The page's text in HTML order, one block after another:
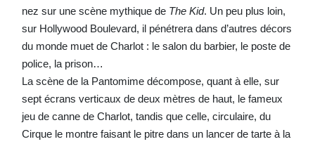
nez sur une scène mythique de The Kid. Un peu plus loin,
sur Hollywood Boulevard, il pénétrera dans d’autres décors
du monde muet de Charlot : le salon du barbier, le poste de
police, la prison…
La scène de la Pantomime décompose, quant à elle, sur
sept écrans verticaux de deux mètres de haut, le fameux
jeu de canne de Charlot, tandis que celle, circulaire, du
Cirque le montre faisant le pitre dans un lancer de tarte à la